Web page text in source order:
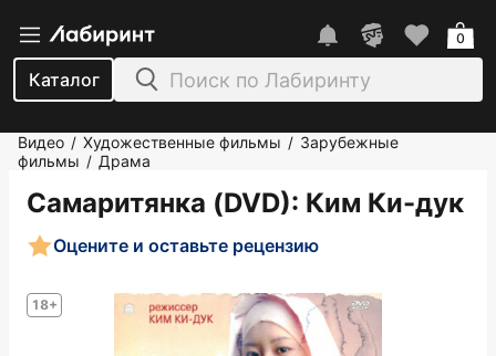
Каталог
0
Видео / Художественные фильмы / Зарубежные
фильмы / Драма
Самаритянка (DVD): Ким Ки-дук
18+
Оцените и оставьте рецензию